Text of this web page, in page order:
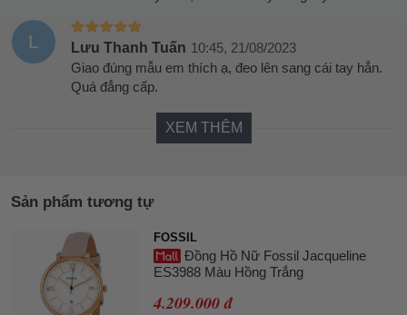
L Lưu Thanh Tuấn 10:45, 21/08/2023
Giao đúng mẫu em thích ạ, đeo lên sang cái tay hẳn.
Quá đẳng cấp.
XEM THÊM
Sản phẩm tương tự
FOSSIL
Đồng Hồ Nữ Fossil Jacqueline
ES3988 Màu Hồng Trắng
4.209.000 đ